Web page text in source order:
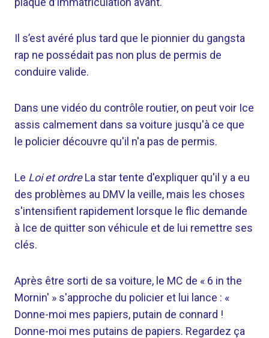
Il s’est avéré plus tard que le pionnier du gangsta
rap ne possédait pas non plus de permis de
conduire valide.
Dans une vidéo du contrôle routier, on peut voir Ice
assis calmement dans sa voiture jusqu'à ce que
le policier découvre qu'il n'a pas de permis.
Le Loi et ordreLa star tente d'expliquer qu'il y a eu
des problèmes au DMV la veille, mais les choses
s'intensifient rapidement lorsque le flic demande
à Ice de quitter son véhicule et de lui remettre ses
clés.
Après être sorti de sa voiture, le MC de « 6 in the
Mornin' » s'approche du policier et lui lance : «
Donne-moi mes papiers, putain de connard !
Donne-moi mes putains de papiers. Regardez ça